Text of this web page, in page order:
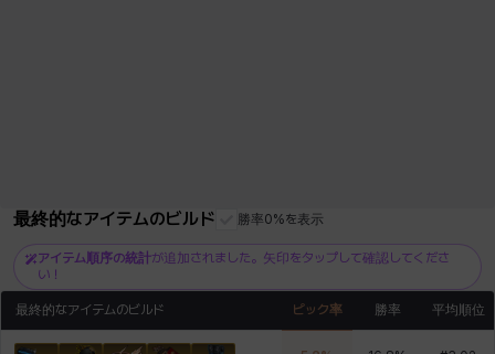
最終的なアイテムのビルド 勝率0%を表示
アイテム順序の統計が追加されました。矢印をタップして確認してくださ
い！
最終的なアイテムのビルド ピック率 勝率 平均順位